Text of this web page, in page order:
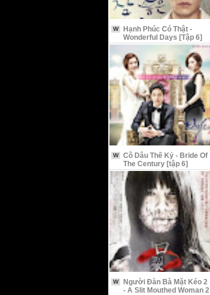
W
Hạnh Phúc Có Thật -
Wonderful Days [Tập 6]
W
Cô Dâu Thế Kỷ - Bride Of
The Century [tập 6]
W
Người Đàn Bà Mặt Kéo 2
- A Slit Mouthed Woman 2